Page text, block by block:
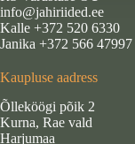
info@jahiriided.ee
Kalle +372 520 6330
Janika +372 566 47997
Kaupluse aadress
Õlleköögi põik 2
Kurna, Rae vald
Harjumaa